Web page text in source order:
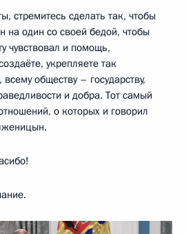
стремитесь сделать так, чтобы
на один со своей бедой, чтобы
чувствовал и помощь,
укрепляете так
обществу – государству,
и добра. Тот самый
о которых и говорил